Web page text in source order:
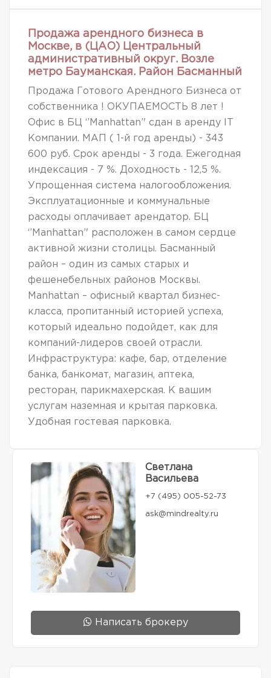
Продажа арендного бизнеса в
Москве, в (ЦАО) Центральный
административный округ. Возле
метро Бауманская. Район Басманный
Продажа Готового Арендного Бизнеса от
собственника ! ОКУПАЕМОСТЬ 8 лет !
Офис в БЦ ‘’Manhattan’' сдан в аренду IT
Компании. МАП ( 1-й год аренды) - 343
600 руб. Срок аренды - 3 года. Ежегодная
индексация - 7 %. Доходность - 12,5 %.
Упрощенная система налогообложения.
Эксплуатационные и коммунальные
расходы оплачивает арендатор. БЦ
‘’Manhattan’' расположен в самом сердце
активной жизни столицы. Басманный
район – один из самых старых и
фешенебельных районов Москвы.
Manhattan – офисный квартал бизнес-
класса, пропитанный историей успеха,
который идеально подойдет, как для
компаний-лидеров своей отрасли.
Инфраструктура: кафе, бар, отделение
банка, банкомат, магазин, аптека,
ресторан, парикмахерская. К вашим
услугам наземная и крытая парковка.
Удобная гостевая парковка.
Светлана
Васильева
+7 (495) 005-52-73
ask@mindrealty.ru
Написать брокеру